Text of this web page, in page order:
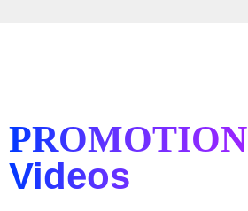
PROMOTION
Videos